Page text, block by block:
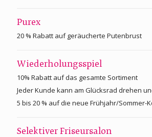
Purex
20 % Rabatt auf geräucherte Putenbrust
Wiederholungsspiel
10% Rabatt auf das gesamte Sortiment
Jeder Kunde kann am Glücksrad drehen
5 bis 20 % auf die neue Frühjahr/Sommer-
Selektiver Friseursalon